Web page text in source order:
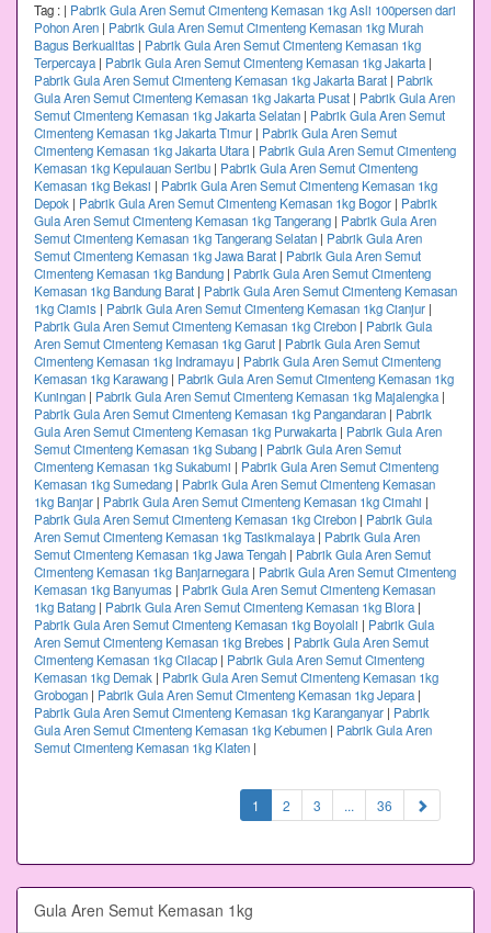
Tag : | Pabrik Gula Aren Semut Cimenteng Kemasan 1kg Asli 100persen dari
Pohon Aren | Pabrik Gula Aren Semut Cimenteng Kemasan 1kg Murah
Bagus Berkualitas | Pabrik Gula Aren Semut Cimenteng Kemasan 1kg
Terpercaya | Pabrik Gula Aren Semut Cimenteng Kemasan 1kg Jakarta |
Pabrik Gula Aren Semut Cimenteng Kemasan 1kg Jakarta Barat | Pabrik
Gula Aren Semut Cimenteng Kemasan 1kg Jakarta Pusat | Pabrik Gula Aren
Semut Cimenteng Kemasan 1kg Jakarta Selatan | Pabrik Gula Aren Semut
Cimenteng Kemasan 1kg Jakarta Timur | Pabrik Gula Aren Semut
Cimenteng Kemasan 1kg Jakarta Utara | Pabrik Gula Aren Semut Cimenteng
Kemasan 1kg Kepulauan Seribu | Pabrik Gula Aren Semut Cimenteng
Kemasan 1kg Bekasi | Pabrik Gula Aren Semut Cimenteng Kemasan 1kg
Depok | Pabrik Gula Aren Semut Cimenteng Kemasan 1kg Bogor | Pabrik
Gula Aren Semut Cimenteng Kemasan 1kg Tangerang | Pabrik Gula Aren
Semut Cimenteng Kemasan 1kg Tangerang Selatan | Pabrik Gula Aren
Semut Cimenteng Kemasan 1kg Jawa Barat | Pabrik Gula Aren Semut
Cimenteng Kemasan 1kg Bandung | Pabrik Gula Aren Semut Cimenteng
Kemasan 1kg Bandung Barat | Pabrik Gula Aren Semut Cimenteng Kemasan
1kg Ciamis | Pabrik Gula Aren Semut Cimenteng Kemasan 1kg Cianjur |
Pabrik Gula Aren Semut Cimenteng Kemasan 1kg Cirebon | Pabrik Gula
Aren Semut Cimenteng Kemasan 1kg Garut | Pabrik Gula Aren Semut
Cimenteng Kemasan 1kg Indramayu | Pabrik Gula Aren Semut Cimenteng
Kemasan 1kg Karawang | Pabrik Gula Aren Semut Cimenteng Kemasan 1kg
Kuningan | Pabrik Gula Aren Semut Cimenteng Kemasan 1kg Majalengka |
Pabrik Gula Aren Semut Cimenteng Kemasan 1kg Pangandaran | Pabrik
Gula Aren Semut Cimenteng Kemasan 1kg Purwakarta | Pabrik Gula Aren
Semut Cimenteng Kemasan 1kg Subang | Pabrik Gula Aren Semut
Cimenteng Kemasan 1kg Sukabumi | Pabrik Gula Aren Semut Cimenteng
Kemasan 1kg Sumedang | Pabrik Gula Aren Semut Cimenteng Kemasan
1kg Banjar | Pabrik Gula Aren Semut Cimenteng Kemasan 1kg Cimahi |
Pabrik Gula Aren Semut Cimenteng Kemasan 1kg Cirebon | Pabrik Gula
Aren Semut Cimenteng Kemasan 1kg Tasikmalaya | Pabrik Gula Aren
Semut Cimenteng Kemasan 1kg Jawa Tengah | Pabrik Gula Aren Semut
Cimenteng Kemasan 1kg Banjarnegara | Pabrik Gula Aren Semut Cimenteng
Kemasan 1kg Banyumas | Pabrik Gula Aren Semut Cimenteng Kemasan
1kg Batang | Pabrik Gula Aren Semut Cimenteng Kemasan 1kg Blora |
Pabrik Gula Aren Semut Cimenteng Kemasan 1kg Boyolali | Pabrik Gula
Aren Semut Cimenteng Kemasan 1kg Brebes | Pabrik Gula Aren Semut
Cimenteng Kemasan 1kg Cilacap | Pabrik Gula Aren Semut Cimenteng
Kemasan 1kg Demak | Pabrik Gula Aren Semut Cimenteng Kemasan 1kg
Grobogan | Pabrik Gula Aren Semut Cimenteng Kemasan 1kg Jepara |
Pabrik Gula Aren Semut Cimenteng Kemasan 1kg Karanganyar | Pabrik
Gula Aren Semut Cimenteng Kemasan 1kg Kebumen | Pabrik Gula Aren
Semut Cimenteng Kemasan 1kg Klaten |
1 (current)
2 3 ... 36
Gula Aren Semut Kemasan 1kg